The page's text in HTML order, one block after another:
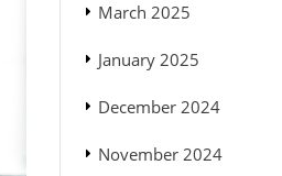
March 2025
January 2025
December 2024
November 2024